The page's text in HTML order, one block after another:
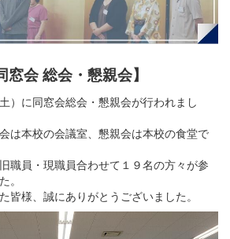
会 総会・懇親会】
）に同窓会総会・懇親会が行われまし
は本校の会議室、懇親会は本校の食堂で
職員・現職員合わせて１９名の方々が参
。
皆様、誠にありがとうございました。